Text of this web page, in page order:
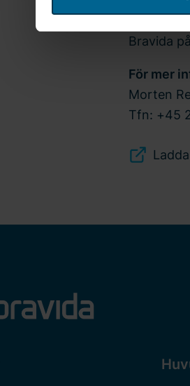
Bravida Holding AB är
användningen av cookies
oss. Ange ditt samtyckes-
Bravida
För mer
Morten
Tfn: +45